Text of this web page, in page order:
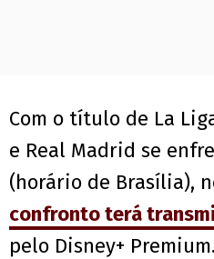
Com o título de La
e Real Madrid se
(horário de Brasília),
confronto terá
pelo Disney+